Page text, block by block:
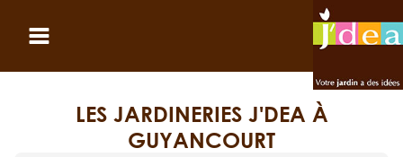
LES JARDINERIES J'DEA À
GUYANCOURT